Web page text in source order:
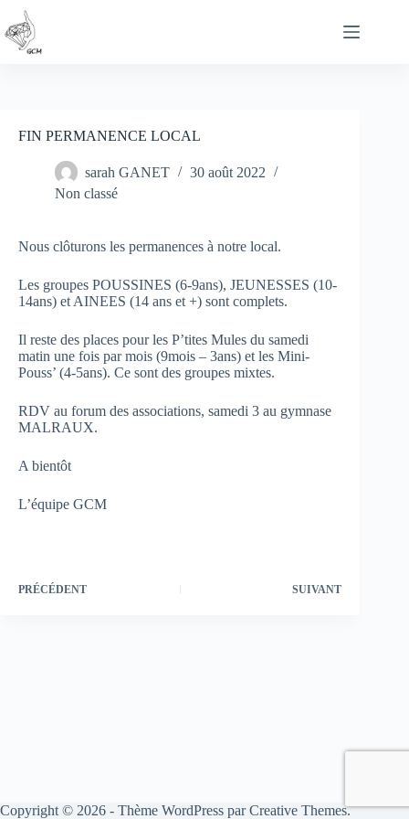
Passer
au
contenu
FIN PERMANENCE LOCAL
sarah GANET
30 août 2022
Non classé
Nous clôturons les permanences à notre local.
Les groupes POUSSINES (6-9ans), JEUNESSES (10-
14ans) et AINEES (14 ans et +) sont complets.
Il reste des places pour les P’tites Mules du samedi
matin une fois par mois (9mois – 3ans) et les Mini-
Pouss’ (4-5ans). Ce sont des groupes mixtes.
RDV au forum des associations, samedi 3 au gymnase
MALRAUX.
A bientôt
L’équipe GCM
PRÉCÉDENT SUIVANT
Copyright © 2026 - Thème WordPress parCreative Themes.